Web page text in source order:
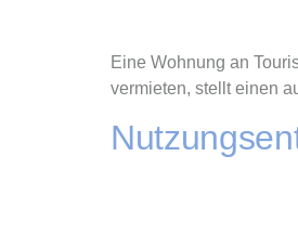
Eine Wohnung an
vermieten, stellt einen